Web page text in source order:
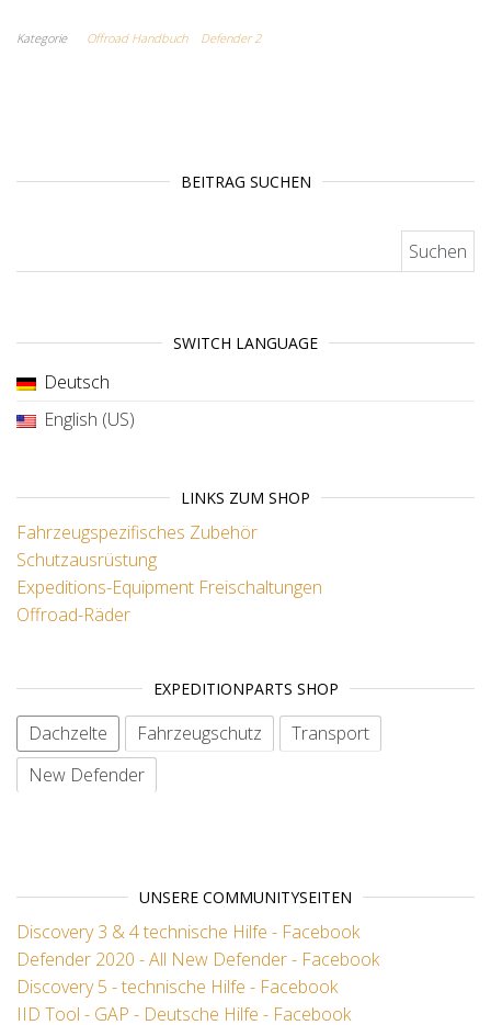
Kategorie Offroad Handbuch Defender 2
BEITRAG SUCHEN
SWITCH LANGUAGE
Deutsch
English (US)
LINKS ZUM SHOP
Fahrzeugspezifisches Zubehör
Schutzausrüstung
Expeditions-Equipment Freischaltungen
Offroad-Räder
EXPEDITIONPARTS SHOP
Dachzelte Fahrzeugschutz
Transport
New Defender
UNSERE COMMUNITYSEITEN
Discovery 3 & 4 technische Hilfe - Facebook
Defender 2020 - All New Defender - Facebook
Discovery 5 - technische Hilfe - Facebook
IID Tool - GAP - Deutsche Hilfe - Facebook